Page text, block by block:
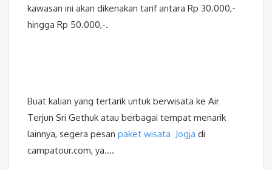
kawasan ini akan dikenakan tarif antara Rp 30.000,-
hingga Rp 50.000,-.
Buat kalian yang tertarik untuk berwisata ke Air
Terjun Sri Gethuk atau berbagai tempat menarik
lainnya, segera pesan paket wisata Jogja di
campatour.com, ya….